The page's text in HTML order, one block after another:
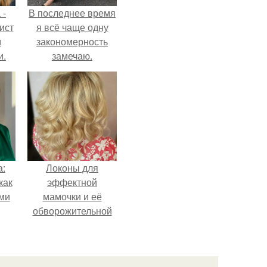
-
В последнее время
я всё чаще одну
закономерность
замечаю.
Локоны для
эффектной
мамочки и её
обворожительной